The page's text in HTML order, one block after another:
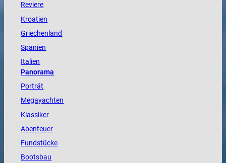
Reviere
Kroatien
Griechenland
Spanien
Italien
Panorama
Porträt
Megayachten
Klassiker
Abenteuer
Fundstücke
Bootsbau